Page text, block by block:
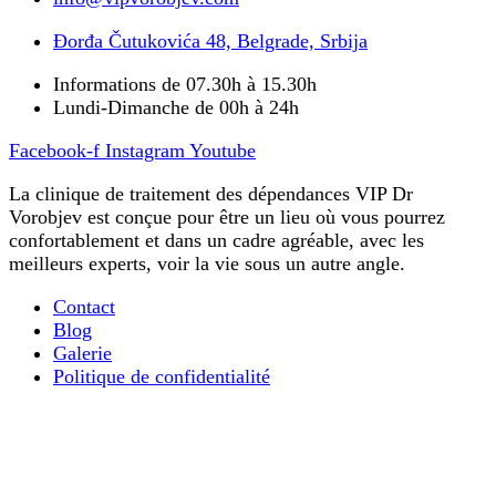
Đorđa Čutukovića 48, Belgrade, Srbija
Informations de 07.30h à 15.30h
Lundi-Dimanche de 00h à 24h
Facebook-f Instagram Youtube
La clinique de traitement des dépendances VIP Dr
Vorobjev est conçue pour être un lieu où vous pourrez
confortablement et dans un cadre agréable, avec les
meilleurs experts, voir la vie sous un autre angle.
Contact
Blog
Galerie
Politique de confidentialité